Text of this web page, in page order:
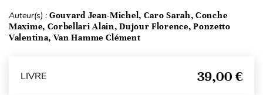
Auteur(s) : Gouvard Jean-Michel, Caro Sarah, Conche
Maxime, Corbellari Alain, Dujour Florence, Ponzetto
Valentina, Van Hamme Clément
LIVRE 39,00 €